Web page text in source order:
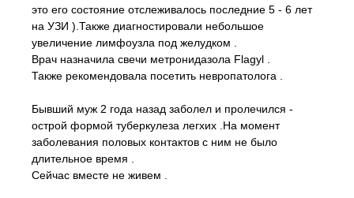
это его состояние отслеживалось последние 5 - 6 лет
на УЗИ ).Также диагностировали небольшое
увеличение лимфоузла под желудком .
Врач назначила свечи метронидазола Flagyl .
Также рекомендовала посетить невропатолога .
Бывший муж 2 года назад заболел и пролечился -
острой формой туберкулеза легхих .На момент
заболевания половых контактов с ним не было
длительное время .
Сейчас вместе не живем .